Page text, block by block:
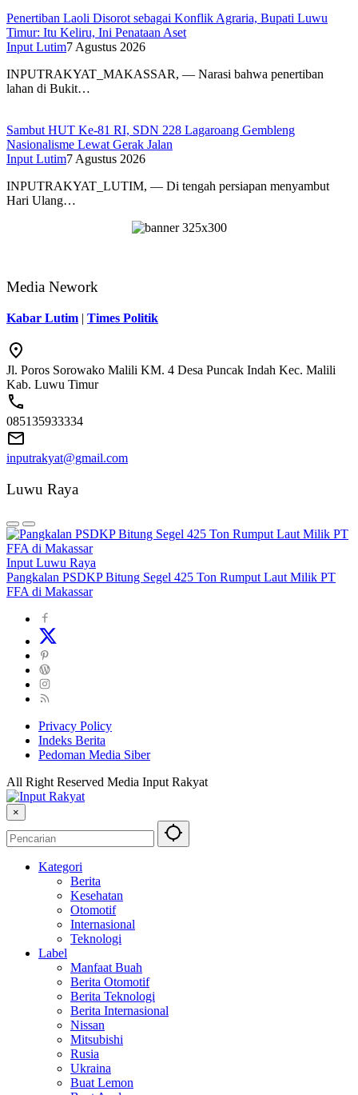
Penertiban Laoli Disorot sebagai Konflik Agraria, Bupati Luwu
Timur: Itu Keliru, Ini Penataan Aset
Input Lutim7 Agustus 2026
INPUTRAKYAT_MAKASSAR, — Narasi bahwa penertiban
lahan di Bukit…
Sambut HUT Ke-81 RI, SDN 228 Lagaroang Gembleng
Nasionalisme Lewat Gerak Jalan
Input Lutim7 Agustus 2026
INPUTRAKYAT_LUTIM, — Di tengah persiapan menyambut
Hari Ulang…
Media Nework
Kabar Lutim | Times Politik
Jl. Poros Sorowako Malili KM. 4 Desa Puncak Indah Kec. Malili
Kab. Luwu Timur
085135933334
inputrakyat@gmail.com
Luwu Raya
Input Luwu Raya
Pangkalan PSDKP Bitung Segel 425 Ton Rumput Laut Milik PT
FFA di Makassar
Privacy Policy
Indeks Berita
Pedoman Media Siber
All Right Reserved Media Input Rakyat
×
Kategori
Berita
Kesehatan
Otomotif
Internasional
Teknologi
Label
Manfaat Buah
Berita Otomotif
Berita Teknologi
Berita Internasional
Nissan
Mitsubishi
Rusia
Ukraina
Buat Lemon